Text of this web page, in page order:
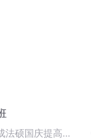
法硕国庆提高班